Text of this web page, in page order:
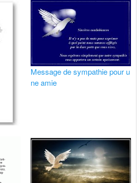
Message de sympathie pour u
ne amie